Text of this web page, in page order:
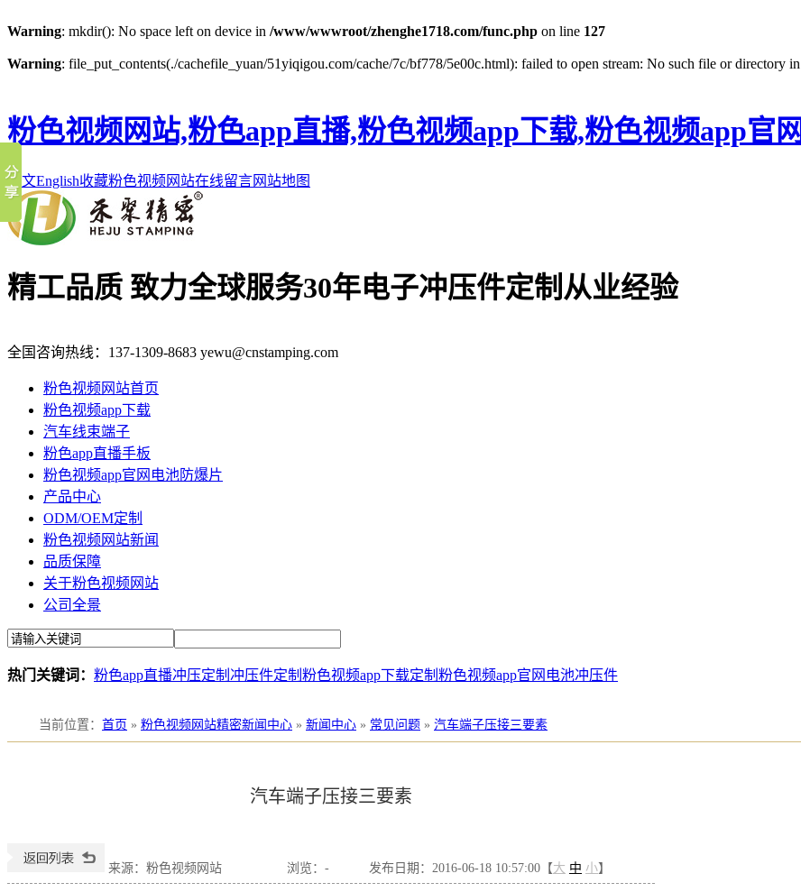
Warning: mkdir(): No space left on device in /www/wwwroot/zhenghe1718.com/func.php on line 127
Warning: file_put_contents(./cachefile_yuan/51yiqigou.com/cache/7c/bf778/5e00c.html): failed to open stream: No such file or directory in
粉色视频网站,粉色app直播,粉色视频app下载,粉色视频app官网
中文English收藏粉色视频网站在线留言网站地图
精工品质 致力全球服务30年电子冲压件定制从业经验
全国咨询热线： 137-1309-8683 yewu@cnstamping.com
粉色视频网站首页
粉色视频app下载
汽车线束端子
粉色app直播手板
粉色视频app官网电池防爆片
产品中心
ODM/OEM定制
粉色视频网站新闻
品质保障
关于粉色视频网站
公司全景
热门关键词： 粉色app直播冲压定制 冲压件定制 粉色视频app下载定制 粉色视频app官网电池冲压件
当前位置 ： 首页 » 粉色视频网站精密新闻中心 » 新闻中心 » 常见问题 » 汽车端子压接三要素
汽车端子压接三要素
来源：粉色视频网站 浏览： - 发布日期：2016-06-18 10:57:00【大 中 小】